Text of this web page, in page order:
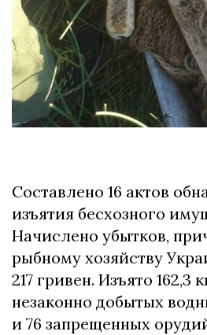
Составлено 16 актов
изъятия бесхозного
Начислено убытков,
рыбному хозяйству
217 гривен. Изъято 162,3
незаконно добытых
и 76 запрещенных